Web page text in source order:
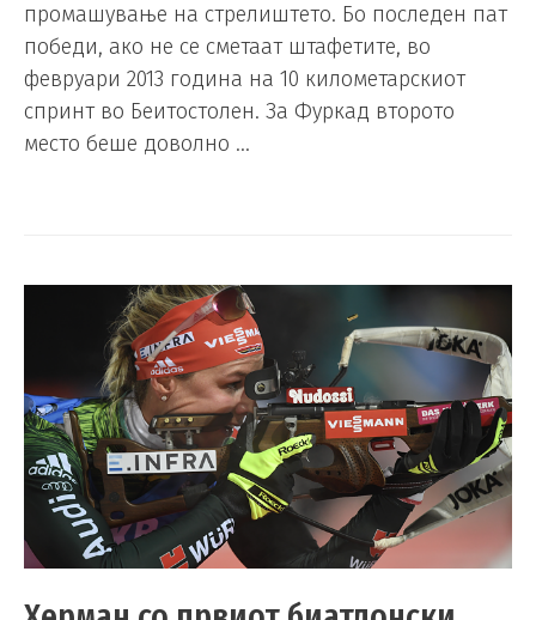
промашување на стрелиштето. Бо последен пат
победи, ако не се сметаат штафетите, во
февруари 2013 година на 10 километарскиот
спринт во Беитостолен. За Фуркад второто
место беше доволно …